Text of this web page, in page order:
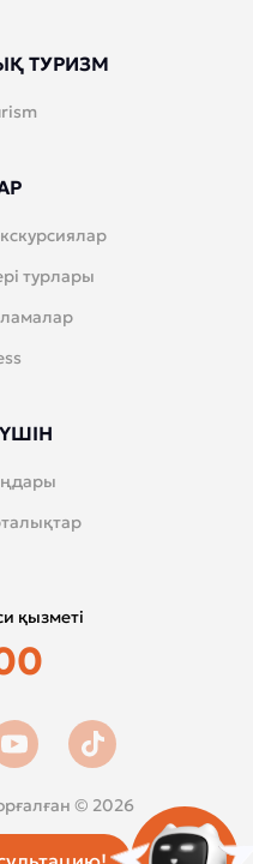
ТУРИЗМ
турлары
© 2026
қызметі